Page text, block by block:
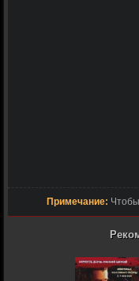
Примечание: